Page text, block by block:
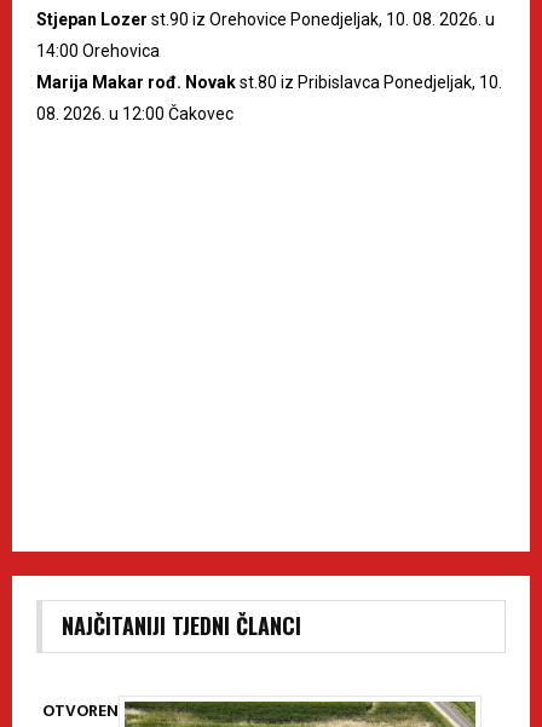
Stjepan Lozer st.90 iz Orehovice Ponedjeljak, 10. 08. 2026. u
14:00 Orehovica
Marija Makar rođ. Novakst.80 iz Pribislavca Ponedjeljak, 10.
08. 2026. u 12:00 Čakovec
NAJČITANIJI TJEDNI ČLANCI
OTVOREN